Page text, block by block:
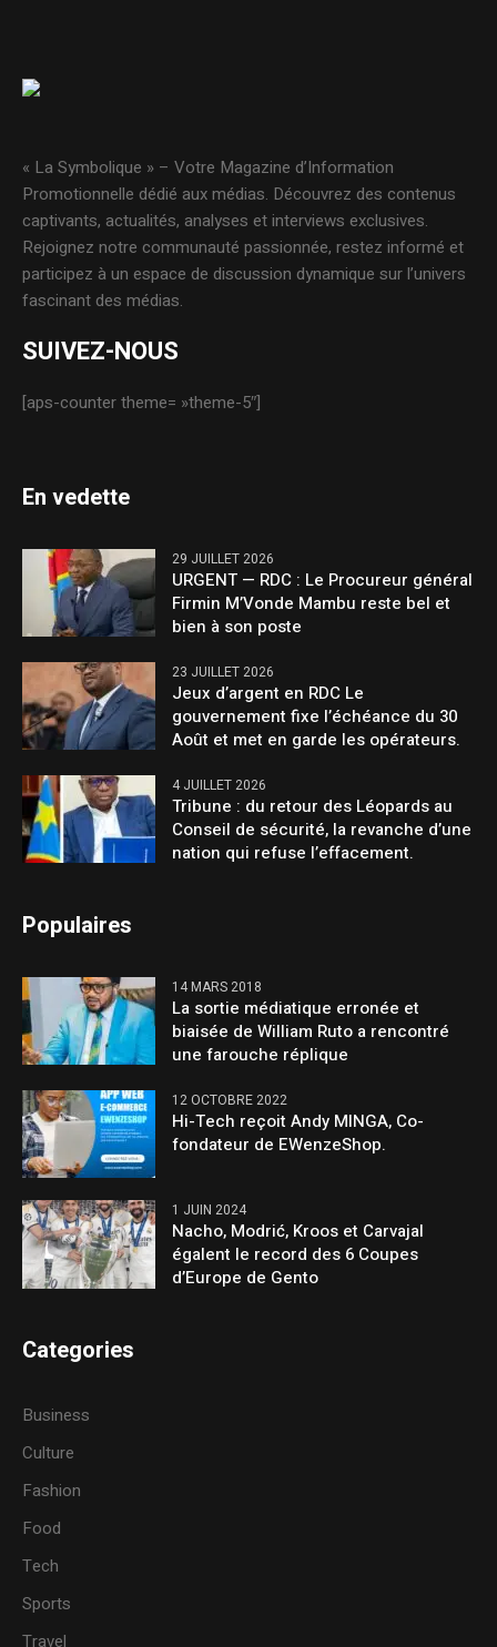
« La Symbolique » – Votre Magazine d’Information
Promotionnelle dédié aux médias. Découvrez des contenus
captivants, actualités, analyses et interviews exclusives.
Rejoignez notre communauté passionnée, restez informé et
participez à un espace de discussion dynamique sur l’univers
fascinant des médias.
SUIVEZ-NOUS
[aps-counter theme= »theme-5″]
En vedette
29 JUILLET 2026
URGENT — RDC : Le Procureur général
Firmin M’Vonde Mambu reste bel et
bien à son poste
23 JUILLET 2026
Jeux d’argent en RDC Le
gouvernement fixe l’échéance du 30
Août et met en garde les opérateurs.
4 JUILLET 2026
Tribune : du retour des Léopards au
Conseil de sécurité, la revanche d’une
nation qui refuse l’effacement.
Populaires
14 MARS 2018
La sortie médiatique erronée et
biaisée de William Ruto a rencontré
une farouche réplique
12 OCTOBRE 2022
Hi-Tech reçoit Andy MINGA, Co-
fondateur de EWenzeShop.
1 JUIN 2024
Nacho, Modrić, Kroos et Carvajal
égalent le record des 6 Coupes
d’Europe de Gento
Categories
Business
Culture
Fashion
Food
Tech
Sports
Travel